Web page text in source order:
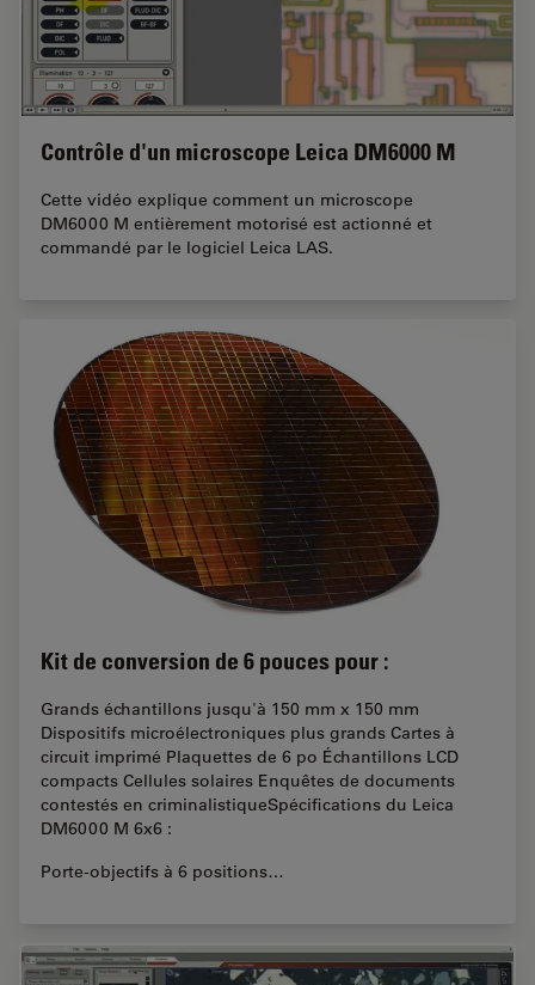
Contrôle d'un microscope Leica DM6000 M
Cette vidéo explique comment un microscope
DM6000 M entièrement motorisé est actionné et
commandé par le logiciel Leica LAS.
Kit de conversion de 6 pouces pour :
Grands échantillons jusqu'à 150 mm x 150 mm
Dispositifs microélectroniques plus grands Cartes à
circuit imprimé Plaquettes de 6 po Échantillons LCD
compacts Cellules solaires Enquêtes de documents
contestés en criminalistiqueSpécifications du Leica
DM6000 M 6x6 :
Porte-objectifs à 6 positions…